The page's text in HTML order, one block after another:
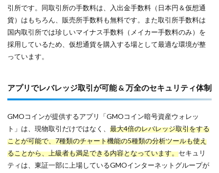
引所です。同取引所の手数料は、入出金手数料（日本円＆仮想通
貨）はもちろん、販売所手数料も無料です。また取引所手数料は
国内取引所では珍しいマイナス手数料（メイカー手数料のみ）を
採用しているため、仮想通貨を購入する場として最適な環境が整
っています。
アプリでレバレッジ取引が可能 & 万全のセキュリティ体制
GMOコインが提供するアプリ「GMOコイン暗号資産ウォレッ
ト」は、現物取引だけではなく、 最大4倍のレバレッジ取引をする
ことが可能で、7種類のチャート機能の5種類の分析ツールも使え
ることから、上級者も満足できる内容となっています。セキュリ
ティは、東証一部に上場しているGMOインターネットグループが